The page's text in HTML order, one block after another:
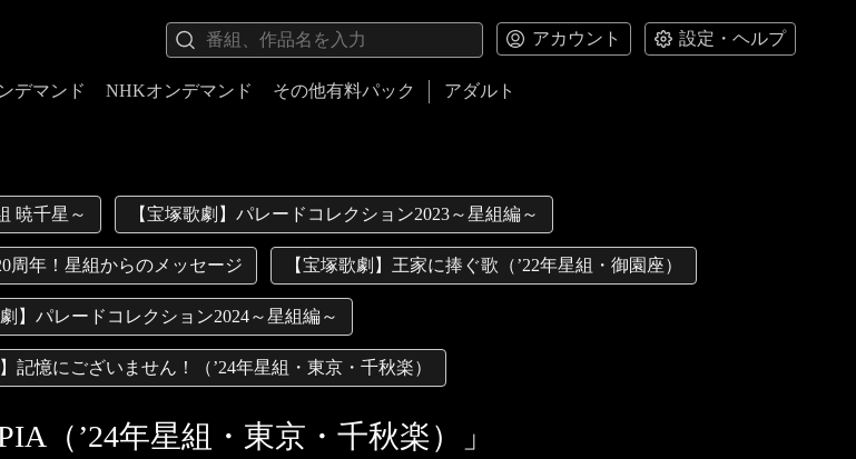
アカウント 設定・ヘルプ
デマンド NHKオンデマンド その他有料パック アダルト
暁千星～ 【宝塚歌劇】パレードコレクション2023～星組編～
周年！星組からのメッセージ 【宝塚歌劇】王家に捧ぐ歌（’22年星組・御園座）
劇】パレードコレクション2024～星組編～
記憶にございません！（’24年星組・東京・千秋楽）
（’24年星組・東京・千秋楽）」